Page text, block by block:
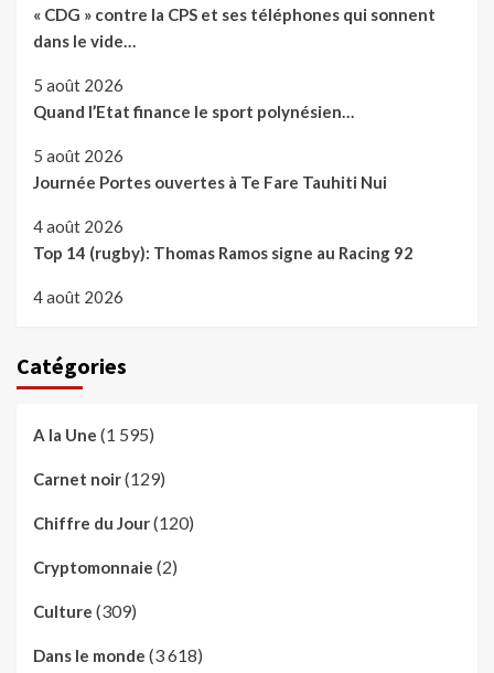
« CDG » contre la CPS et ses téléphones qui sonnent
dans le vide…
5 août 2026
Quand l’Etat finance le sport polynésien…
5 août 2026
Journée Portes ouvertes à Te Fare Tauhiti Nui
4 août 2026
Top 14 (rugby): Thomas Ramos signe au Racing 92
4 août 2026
Catégories
A la Une (1 595)
Carnet noir(129)
Chiffre du Jour(120)
Cryptomonnaie (2)
Culture (309)
Dans le monde (3 618)